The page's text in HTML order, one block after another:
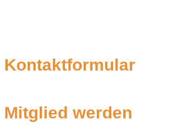
Kontaktformular
Mitglied werden